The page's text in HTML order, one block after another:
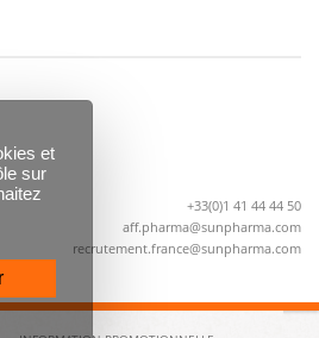
+33(0)1 41 44 44 50
aff.pharma@sunpharma.com
recrutement.france@sunpharma.com
et
sur